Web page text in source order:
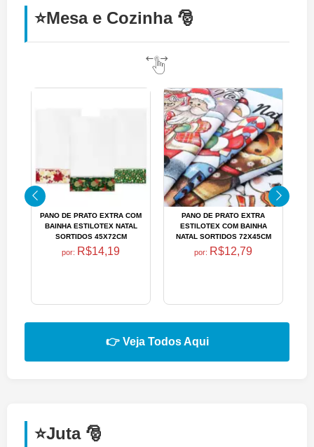
⭐Mesa e Cozinha 🎅
PANO DE PRATO EXTRA COM
BAINHA ESTILOTEX NATAL
SORTIDOS 45X72CM
por: R$14,19
PANO DE PRATO EXTRA
ESTILOTEX COM BAINHA
NATAL SORTIDOS 72X45CM
por: R$12,79
👉 Veja Todos Aqui
⭐Juta 🎅